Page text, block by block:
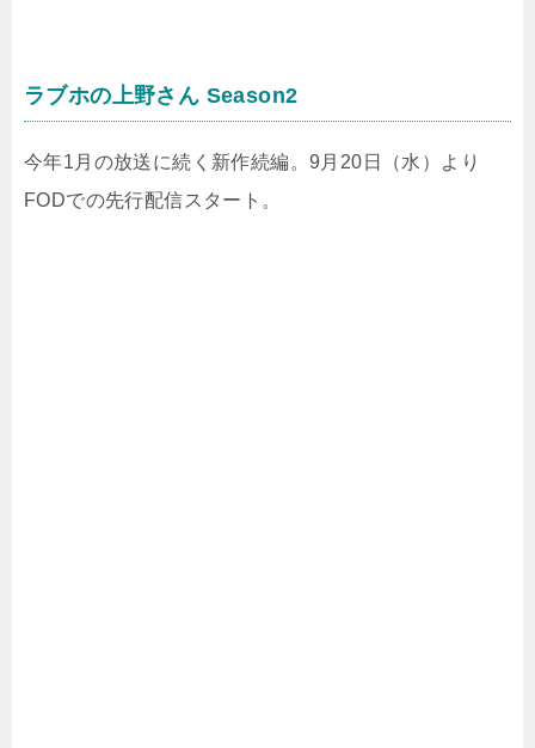
ラブホの上野さん Season2
今年1月の放送に続く新作続編。9月20日（水）より
FODでの先行配信スタート。